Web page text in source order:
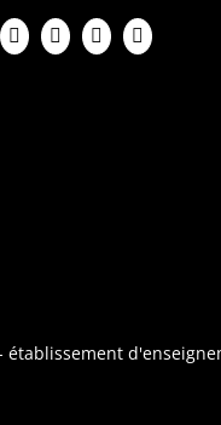
établissement